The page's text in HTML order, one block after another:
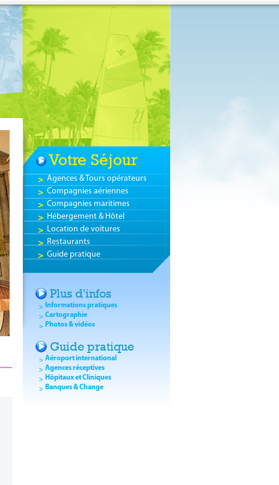
Votre Séjour
Agences & Tours opérateurs
Compagnies aériennes
Compagnies maritimes
Hébergement & Hôtel
Location de voitures
Restaurants
Guide pratique
Plus d'infos
Informations pratiques
Cartographie
Photos & vidéos
Guide pratique
Aéroport international
Agences réceptives
Hôpitaux et Cliniques
Banques & Change